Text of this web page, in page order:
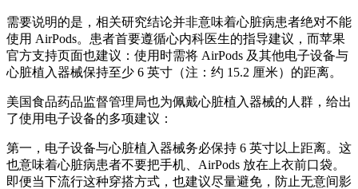
需要说明的是，相关研究结论并非意味着心脏病患者绝对不能
使用 AirPods。患者首要遵循心内科医生的指导建议，而苹果
官方支持页面也建议：使用时需将 AirPods 及其他电子设备与
心脏植入器械保持至少 6 英寸（注：约 15.2 厘米）的距离。
美国食品药品监督管理局也为佩戴心脏植入器械的人群，给出
了使用电子设备的多项建议：
第一，电子设备与心脏植入器械务必保持 6 英寸以上距离。这
也意味着心脏病患者不要把手机、AirPods 放在上衣前口袋。
即便当下流行这种穿搭方式，也建议尽量避免，防止无意间影